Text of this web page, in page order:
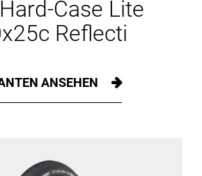
Case Lite
Reflecti
ANSEHEN